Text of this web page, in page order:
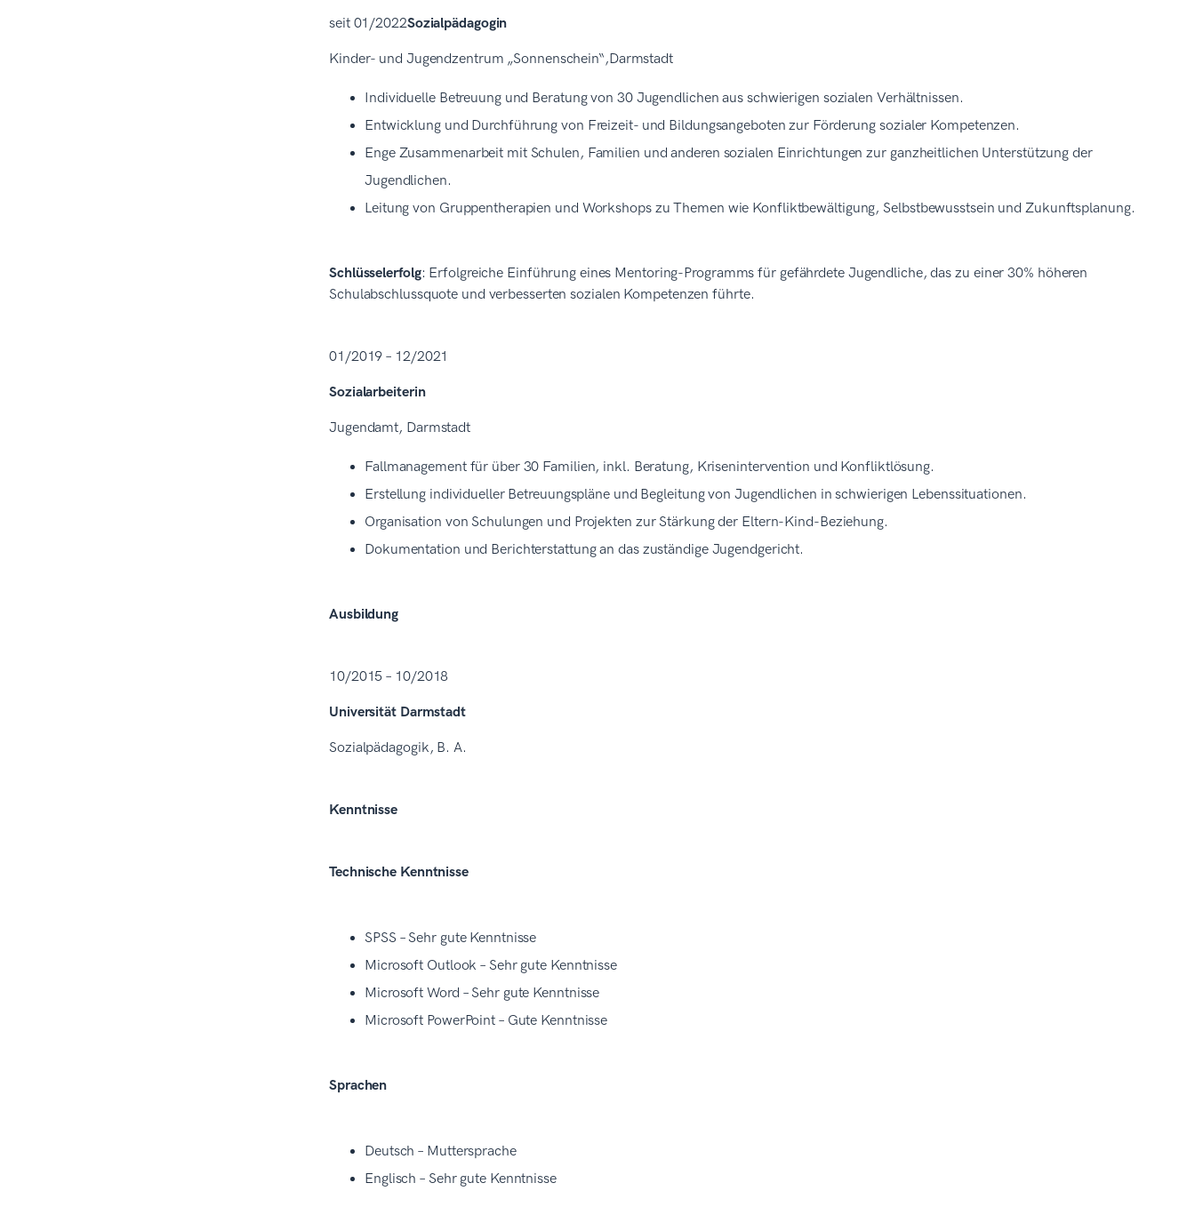
seit 01/2022Sozialpädagogin
Kinder- und Jugendzentrum „Sonnenschein“,Darmstadt
Individuelle Betreuung und Beratung von 30 Jugendlichen aus schwierigen sozialen Verhältnissen.
Entwicklung und Durchführung von Freizeit- und Bildungsangeboten zur Förderung sozialer Kompetenzen.
Enge Zusammenarbeit mit Schulen, Familien und anderen sozialen Einrichtungen zur ganzheitlichen Unterstützung der
Jugendlichen.
Leitung von Gruppentherapien und Workshops zu Themen wie Konfliktbewältigung, Selbstbewusstsein und Zukunftsplanung.
Schlüsselerfolg: Erfolgreiche Einführung eines Mentoring-Programms für gefährdete Jugendliche, das zu einer 30% höheren
Schulabschlussquote und verbesserten sozialen Kompetenzen führte.
01/2019 – 12/2021
Sozialarbeiterin
Jugendamt, Darmstadt
Fallmanagement für über 30 Familien, inkl. Beratung, Krisenintervention und Konfliktlösung.
Erstellung individueller Betreuungspläne und Begleitung von Jugendlichen in schwierigen Lebenssituationen.
Organisation von Schulungen und Projekten zur Stärkung der Eltern-Kind-Beziehung.
Dokumentation und Berichterstattung an das zuständige Jugendgericht.
Ausbildung
10/2015 – 10/2018
Universität Darmstadt
Sozialpädagogik, B. A.
Kenntnisse
Technische Kenntnisse
SPSS – Sehr gute Kenntnisse
Microsoft Outlook – Sehr gute Kenntnisse
Microsoft Word – Sehr gute Kenntnisse
Microsoft PowerPoint – Gute Kenntnisse
Sprachen
Deutsch – Muttersprache
Englisch – Sehr gute Kenntnisse